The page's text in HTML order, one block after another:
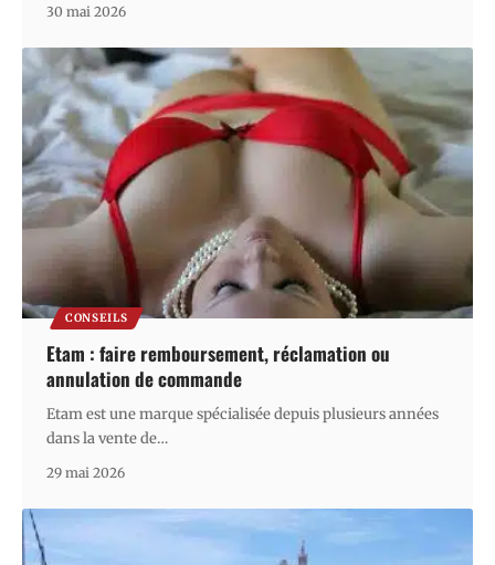
30 mai 2026
CONSEILS
Etam : faire remboursement, réclamation ou
annulation de commande
Etam est une marque spécialisée depuis plusieurs années
dans la vente de…
29 mai 2026